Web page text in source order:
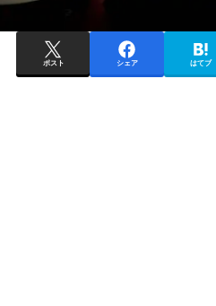
ポスト シェア はてブ